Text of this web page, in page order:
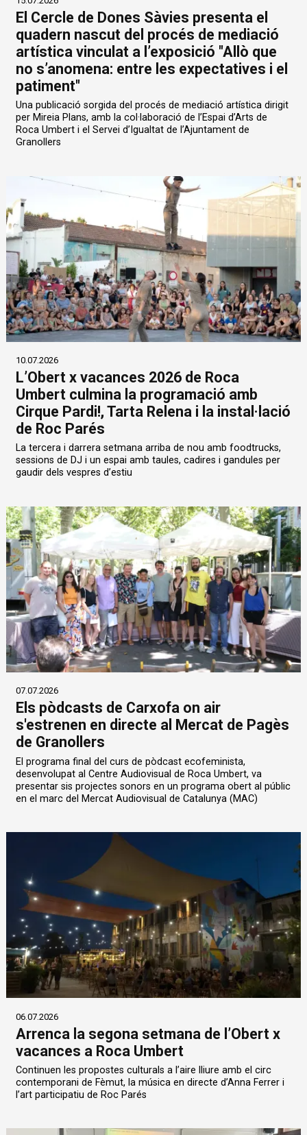
El Cercle de Dones Sàvies presenta el
quadern nascut del procés de mediació
artística vinculat a l’exposició "Allò que
no s’anomena: entre les expectatives i el
patiment"
Una publicació sorgida del procés de mediació artística dirigit
per Mireia Plans, amb la col·laboració de l’Espai d’Arts de
Roca Umbert i el Servei d’Igualtat de l’Ajuntament de
Granollers
10.07.2026
L’Obert x vacances 2026 de Roca
Umbert culmina la programació amb
Cirque Pardi!, Tarta Relena i la instal·lació
de Roc Parés
La tercera i darrera setmana arriba de nou amb foodtrucks,
sessions de DJ i un espai amb taules, cadires i gandules per
gaudir dels vespres d’estiu
07.07.2026
Els pòdcasts de Carxofa on air
s'estrenen en directe al Mercat de Pagès
de Granollers
El programa final del curs de pòdcast ecofeminista,
desenvolupat al Centre Audiovisual de Roca Umbert, va
presentar sis projectes sonors en un programa obert al públic
en el marc del Mercat Audiovisual de Catalunya (MAC)
06.07.2026
Arrenca la segona setmana de l’Obert x
vacances a Roca Umbert
Continuen les propostes culturals a l’aire lliure amb el circ
contemporani de Fèmut, la música en directe d’Anna Ferrer i
l’art participatiu de Roc Parés